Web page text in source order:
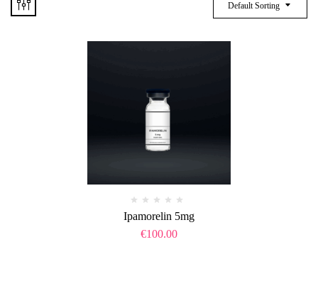
Default Sorting
Ipamorelin 5mg
€100.00